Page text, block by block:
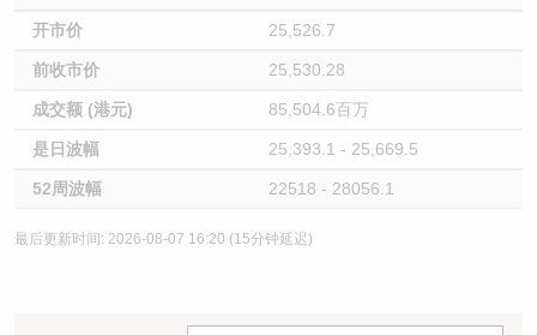
开市价 25,526.7
前收市价 25,530.28
成交额 (港元) 85,504.6百万
是日波幅 25,393.1 - 25,669.5
52周波幅 22518 - 28056.1
最后更新时间: 2026-08-07 16:20 (15分钟延迟)